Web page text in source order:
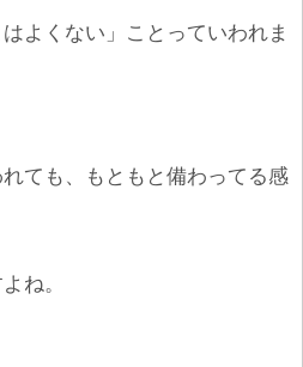
よくない」ことっていわれま
ても、もともと備わってる感
ね。